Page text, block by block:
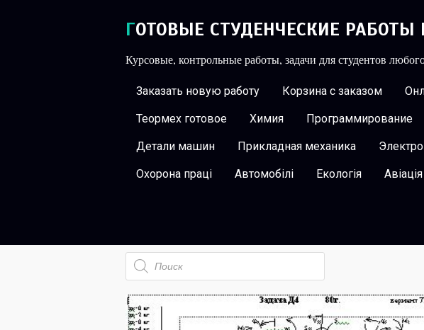
ГОТОВЫЕ СТУДЕНЧЕСКИЕ
Курсовые, контрольные работы, задачи для студентов
Заказать новую работу Корзина с заказом
Теормех готовое Химия Программирование
Детали машин Прикладная механика
Охорона праці Автомобілі Екологія Авіація
Поиск
товаров